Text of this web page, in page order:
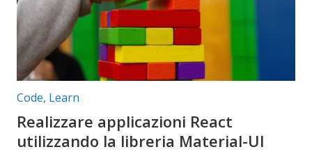
Categorie articolo:
Code, Learn
Realizzare applicazioni React
utilizzando la libreria Material-UI